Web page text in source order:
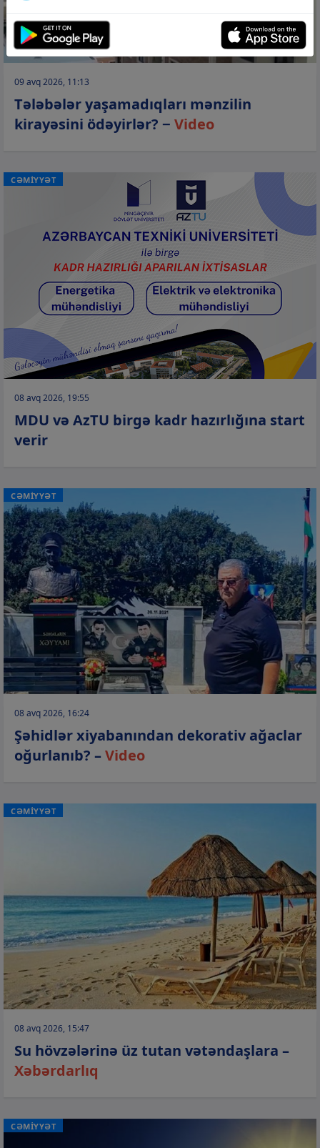
09 avq 2026, 11:13
Tələbələr yaşamadıqları mənzilin
kirayəsini ödəyirlər? − Video
CƏMİYYƏT
08 avq 2026, 19:55
MDU və AzTU birgə kadr hazırlığına start
verir
CƏMİYYƏT
08 avq 2026, 16:24
Şəhidlər xiyabanından dekorativ ağaclar
oğurlanıb? –Video
CƏMİYYƏT
08 avq 2026, 15:47
Su hövzələrinə üz tutan vətəndaşlara –
Xəbərdarlıq
CƏMİYYƏT